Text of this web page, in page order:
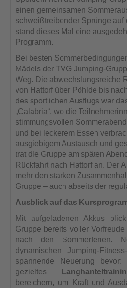
einen gemeinsamen
schweißtreibender Sprünge auf
stand dieses Mal eine
Programm.
Bei besten
Mädels der TVG Jumping-
Weg. Die abwechslungsreiche
von Hattorf über Pöhlde bis
des sportlichen Ausflugs war
„Calabria“, wo die
stimmungsvollen
und bei leckerem Essen
ausgiebigem Austausch und
trat die Gruppe am späten
Rückfahrt nach Hattorf an. Der
mehr den starken
Gruppe – auch abseits der
Ausblick auf das
Mit aufgeladenen Akkus
Gruppe bereits voller
nach den Sommerferien.
dynamischen Jumping-
spannende Neuerung
gezieltes
bereichern, um Kraft und